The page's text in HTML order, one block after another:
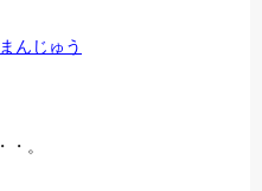
んじゅう
。